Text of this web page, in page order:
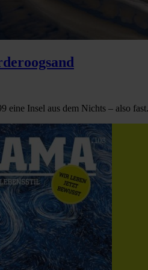
eine Insel aus dem Nichts – also